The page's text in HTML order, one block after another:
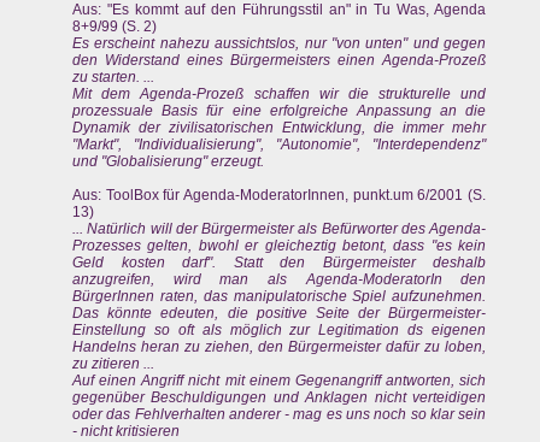
Aus: "Es kommt auf den Führungsstil an" in Tu Was, Agenda
8+9/99 (S. 2)
Es erscheint nahezu aussichtslos, nur "von unten" und gegen
den Widerstand eines Bürgermeisters einen Agenda-Prozeß
zu starten. ...
Mit dem Agenda-Prozeß schaffen wir die strukturelle und
prozessuale Basis für eine erfolgreiche Anpassung an die
Dynamik der zivilisatorischen Entwicklung, die immer mehr
"Markt", "Individualisierung", "Autonomie", "Interdependenz"
und "Globalisierung" erzeugt.
Aus: ToolBox für Agenda-ModeratorInnen, punkt.um 6/2001 (S.
13)
... Natürlich will der Bürgermeister als Befürworter des Agenda-
Prozesses gelten, bwohl er gleicheztig betont, dass "es kein
Geld kosten darf". Statt den Bürgermeister deshalb
anzugreifen, wird man als Agenda-ModeratorIn den
BürgerInnen raten, das manipulatorische Spiel aufzunehmen.
Das könnte edeuten, die positive Seite der Bürgermeister-
Einstellung so oft als möglich zur Legitimation ds eigenen
Handelns heran zu ziehen, den Bürgermeister dafür zu loben,
zu zitieren ...
Auf einen Angriff nicht mit einem Gegenangriff antworten, sich
gegenüber Beschuldigungen und Anklagen nicht verteidigen
oder das Fehlverhalten anderer - mag es uns noch so klar sein
- nicht kritisieren